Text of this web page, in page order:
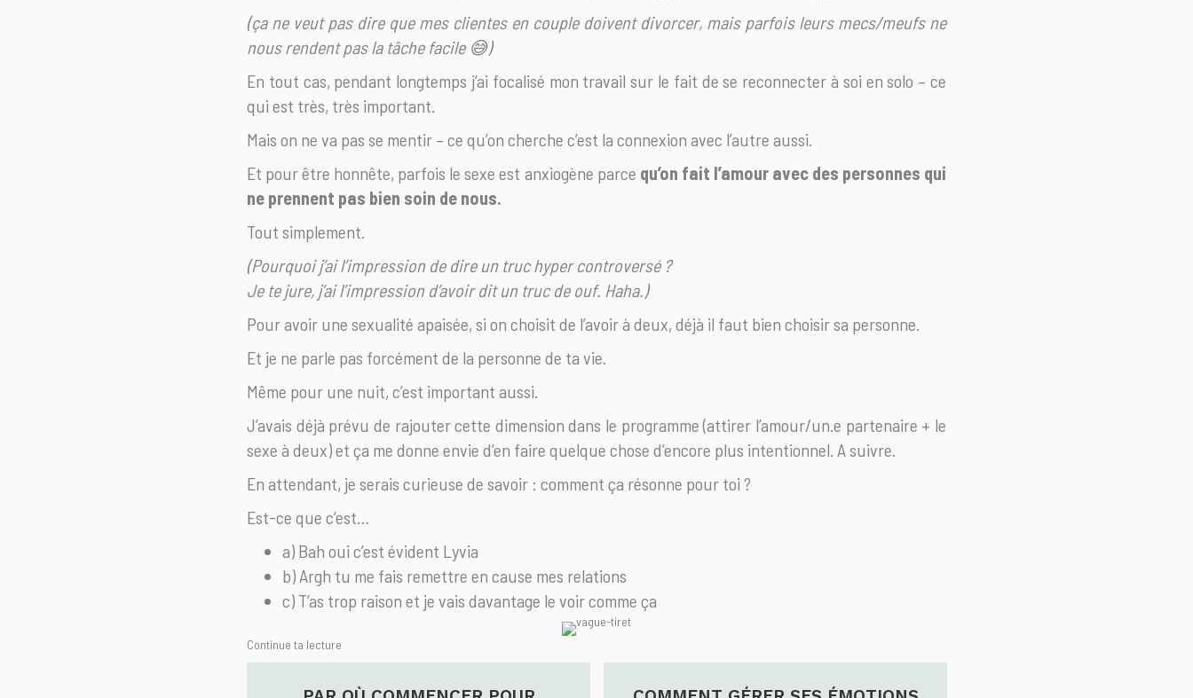
(ça ne veut pas dire que mes clientes en couple doivent divorcer, mais parfois leurs mecs/meufs ne
nous rendent pas la tâche facile 😅)
En tout cas, pendant longtemps j’ai focalisé mon travail sur le fait de se reconnecter à soi en solo – ce
qui est très, très important.
Mais on ne va pas se mentir – ce qu’on cherche c’est la connexion avec l’autre aussi.
Et pour être honnête, parfois le sexe est anxiogène parce qu’on fait l’amour avec des personnes qui
ne prennent pas bien soin de nous.
Tout simplement.
(Pourquoi j’ai l’impression de dire un truc hyper controversé ?
Je te jure, j’ai l’impression d’avoir dit un truc de ouf. Haha.)
Pour avoir une sexualité apaisée, si on choisit de l’avoir à deux, déjà il faut bien choisir sa personne.
Et je ne parle pas forcément de la personne de ta vie.
Même pour une nuit, c’est important aussi.
J’avais déjà prévu de rajouter cette dimension dans le programme (attirer l’amour/un.e partenaire + le
sexe à deux) et ça me donne envie d’en faire quelque chose d’encore plus intentionnel. A suivre.
En attendant, je serais curieuse de savoir : comment ça résonne pour toi ?
Est-ce que c’est…
a) Bah oui c’est évident Lyvia
b) Argh tu me fais remettre en cause mes relations
c) T’as trop raison et je vais davantage le voir comme ça
Continue ta lecture